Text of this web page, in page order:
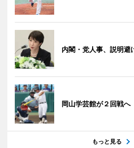
内閣・党人事、説明避
岡山学芸館が２回戦
もっと見る